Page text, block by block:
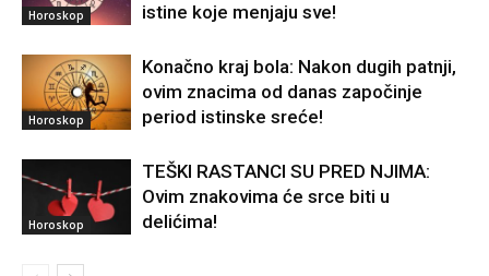
Horoskop
istine koje menjaju sve!
Horoskop
Konačno kraj bola: Nakon dugih patnji,
ovim znacima od danas započinje
period istinske sreće!
Horoskop
TEŠKI RASTANCI SU PRED NJIMA:
Ovim znakovima će srce biti u
delićima!